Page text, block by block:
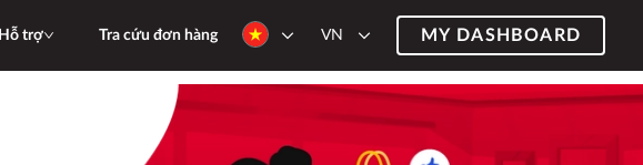
Hỗ trợ Tra cứu đơn hàng VN MY DASHBOARD